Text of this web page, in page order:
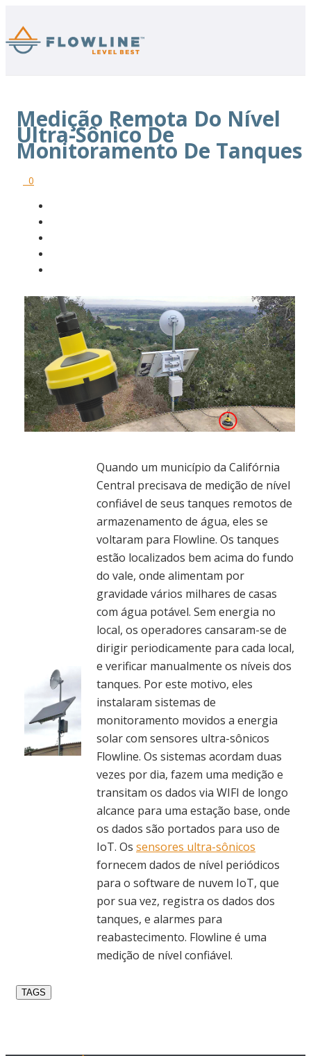
Medição Remota Do Nível
Ultra-Sônico De
Monitoramento De Tanques
0
Quando um município da Califórnia
Central precisava de medição de nível
confiável de seus tanques remotos de
armazenamento de água, eles se
voltaram para Flowline. Os tanques
estão localizados bem acima do fundo
do vale, onde alimentam por
gravidade vários milhares de casas
com água potável. Sem energia no
local, os operadores cansaram-se de
dirigir periodicamente para cada local,
e verificar manualmente os níveis dos
tanques. Por este motivo, eles
instalaram sistemas de
monitoramento movidos a energia
solar com sensores ultra-sônicos
Flowline. Os sistemas acordam duas
vezes por dia, fazem uma medição e
transitam os dados via WIFI de longo
alcance para uma estação base, onde
os dados são portados para uso de
IoT. Os sensores ultra-sônicos
fornecem dados de nível periódicos
para o software de nuvem IoT, que
por sua vez, registra os dados dos
tanques, e alarmes para
reabastecimento. Flowline é uma
medição de nível confiável.
TAGS